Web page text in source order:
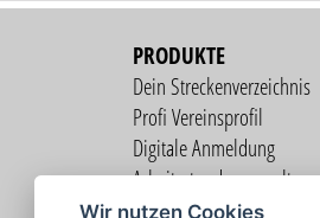
PRODUKTE
Dein Streckenverzeichnis
Profi Vereinsprofil
Digitale Anmeldung
Arbeitsstundenverwaltung
Mitgliederverwaltung
Wir nutzen Cookies